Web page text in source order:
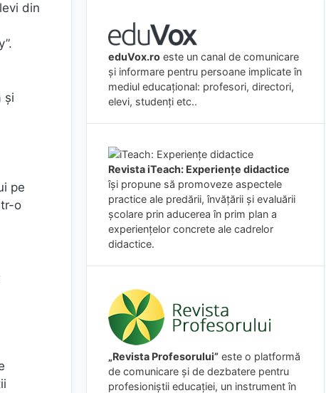
din
și
pe
o
eduVox.ro este un canal de comunicare
și informare pentru persoane implicate în
mediul educațional: profesori, directori,
elevi, studenți etc..
Revista iTeach: Experienţe didactice
îşi propune să promoveze aspectele
practice ale predării, învăţării şi evaluării
şcolare prin aducerea în prim plan a
experienţelor concrete ale cadrelor
didactice.
„Revista Profesorului” este o platformă
de comunicare și de dezbatere pentru
profesioniștii educației, un instrument în